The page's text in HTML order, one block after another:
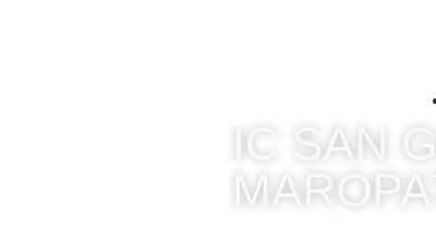
IC SAN